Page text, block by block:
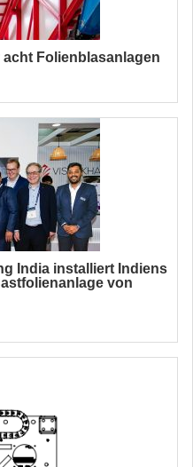
acht Folienblasanlagen
India installiert Indiens
von